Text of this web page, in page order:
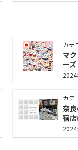
カテ
マ
ー
カテ
奈
宿